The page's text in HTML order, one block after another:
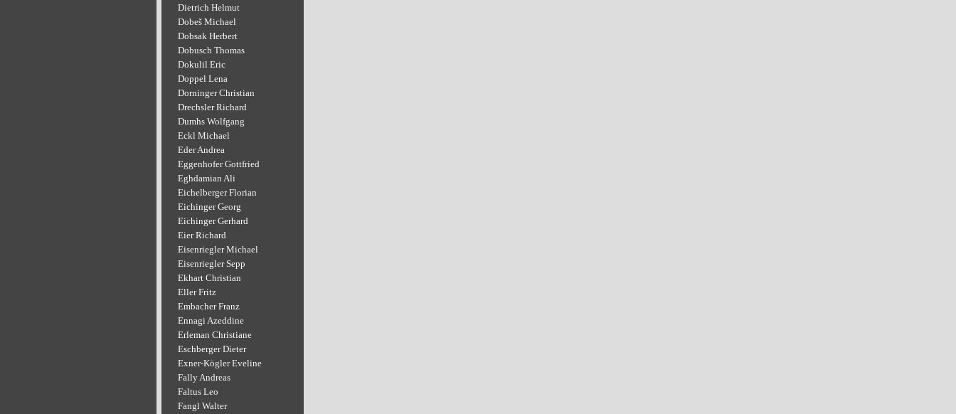
Dietrich Helmut
Dobeš Michael
Dobsak Herbert
Dobusch Thomas
Dokulil Eric
Doppel Lena
Dorninger Christian
Drechsler Richard
Dumhs Wolfgang
Eckl Michael
Eder Andrea
Eggenhofer Gottfried
Eghdamian Ali
Eichelberger Florian
Eichinger Georg
Eichinger Gerhard
Eier Richard
Eisenriegler Michael
Eisenriegler Sepp
Ekhart Christian
Eller Fritz
Embacher Franz
Ennagi Azeddine
Erleman Christiane
Eschberger Dieter
Exner-Kögler Eveline
Fally Andreas
Faltus Leo
Fangl Walter